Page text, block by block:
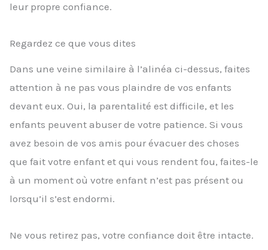
leur propre confiance.
Regardez ce que vous dites
Dans une veine similaire à l’alinéa ci-dessus, faites
attention à ne pas vous plaindre de vos enfants
devant eux. Oui, la parentalité est difficile, et les
enfants peuvent abuser de votre patience. Si vous
avez besoin de vos amis pour évacuer des choses
que fait votre enfant et qui vous rendent fou, faites-le
à un moment où votre enfant n’est pas présent ou
lorsqu’il s’est endormi.
Ne vous retirez pas, votre confiance doit être intacte.